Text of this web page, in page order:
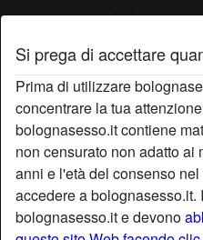
Si prega di accettare
Prima di utilizzare
concentrare la tua
bolognasesso.it contiene
non censurato non adatto ai
anni e l'età del consenso
accedere a
bolognasesso.it e devono
Profilo di maritata